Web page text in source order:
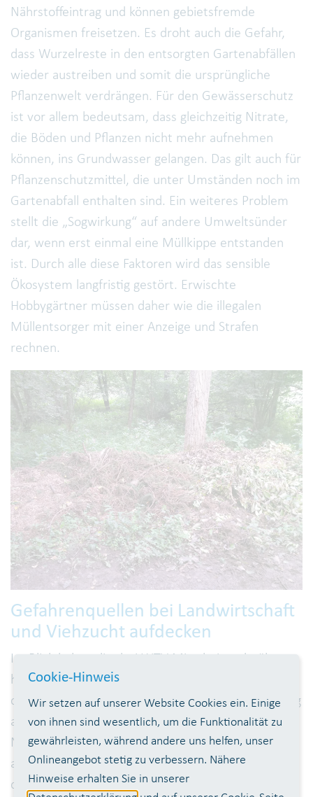
Nährstoffeintrag und können gebietsfremde
Organismen freisetzen. Es droht auch die Gefahr,
dass Wurzelreste in den entsorgten Gartenabfällen
wieder austreiben und somit die ursprüngliche
Pflanzenwelt verdrängen. Für den Gewässerschutz
ist vor allem bedeutsam, dass gleichzeitig Nitrate,
die Böden und Pflanzen nicht mehr aufnehmen
können, ins Grundwasser gelangen. Das gilt auch für
Pflanzenschutzmittel, die unter Umständen noch im
Gartenabfall enthalten sind. Ein weiteres Problem
stellt die „Sogwirkung“ auf andere Umweltsünder
dar, wenn erst einmal eine Müllkippe entstanden
ist. Durch alle diese Faktoren wird das sensible
Ökosystem langfristig gestört. Erwischte
Hobbygärtner müssen daher wie die illegalen
Müllentsorger mit einer Anzeige und Strafen
rechnen.
Gefahrenquellen bei Landwirtschaft
und Viehzucht aufdecken
Im Blick haben die drei WTV-Mitarbeiter darüber
hinaus die Silage-Lagerplätze der Landwirte. Aus
diesem unter Luftabschluss durch Milchsäuregärung
aus Futterpflanzen haltbar gemachtem
Nutztierfutter können sogenannte „Sickersäfte“
austreten, die nicht in Oberflächengewässer und
das Grundwasser gelangen dürfen. Sie enthalten
Cookie-Hinweis
Wir setzen auf unserer Website Cookies ein. Einige
von ihnen sind wesentlich, um die Funktionalität zu
gewährleisten, während andere uns helfen, unser
Onlineangebot stetig zu verbessern. Nähere
Hinweise erhalten Sie in unserer